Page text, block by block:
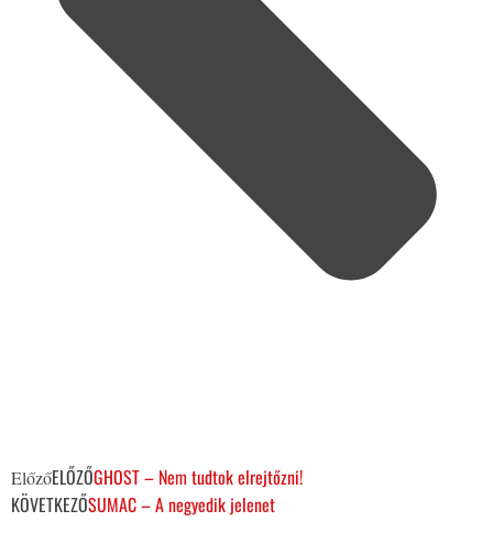
ElőzőELŐZŐGHOST – Nem tudtok elrejtőzni!
KÖVETKEZŐSUMAC – A negyedik jelenet